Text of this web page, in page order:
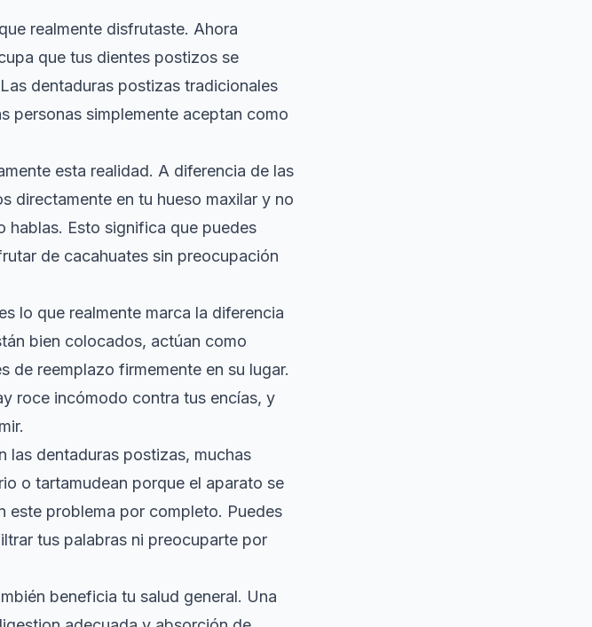
realmente disfrutaste. Ahora
que tus dientes postizos se
dentaduras postizas tradicionales
personas simplemente aceptan como
esta realidad. A diferencia de las
directamente en tu hueso maxilar y no
hablas. Esto significa que puedes
de cacahuates sin preocupación
lo que realmente marca la diferencia
bien colocados, actúan como
de reemplazo firmemente en su lugar.
roce incómodo contra tus encías, y
las dentaduras postizas, muchas
o tartamudean porque el aparato se
este problema por completo. Puedes
tus palabras ni preocuparte por
beneficia tu salud general. Una